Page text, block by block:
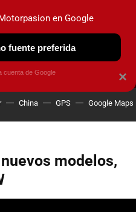
NUEVO
OBSERVATORIO
China GPS Google Maps
modelos,
×
en Google
fuente preferida
cuenta de Google